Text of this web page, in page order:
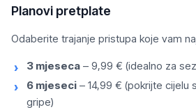
Planovi pretplate
Odaberite trajanje pristupa koje vam
3 mjeseca – 9,99 € (idealno za
6 mjeseci – 14,99 € (pokrijte cijelu
gripe)